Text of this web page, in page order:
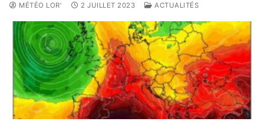
MÉTÉO LOR' 2 JUILLET 2023 ACTUALITÉS